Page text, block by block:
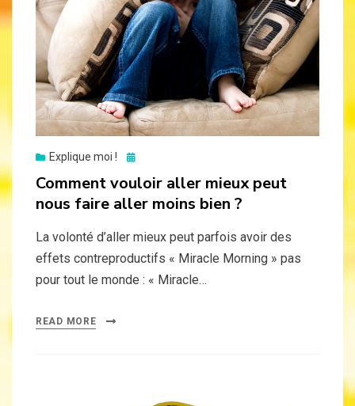
Explique moi !
Posted
Comment vouloir aller mieux peut
nous faire aller moins bien ?
La volonté d’aller mieux peut parfois avoir des
effets contreproductifs « Miracle Morning » pas
pour tout le monde : « Miracle…
READ MORE